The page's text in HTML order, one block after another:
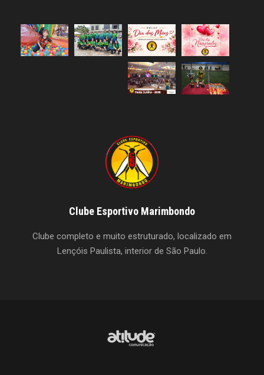
Clube Esportivo Marimbondo
Clube completo e muito estruturado, localizado em
Lençóis Paulista, interior de São Paulo.